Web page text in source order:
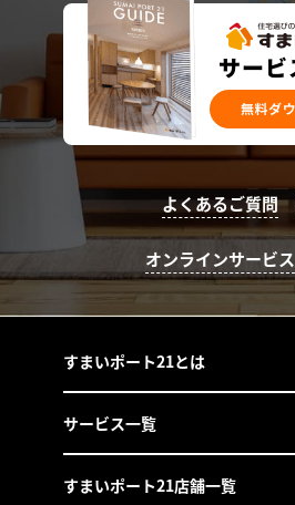
よくあるご質問
オンラインサービス
すまいポート21とは
サービス一覧
すまいポート21店舗一覧